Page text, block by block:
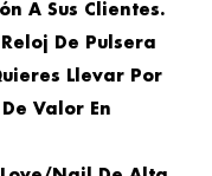
A Sus Clientes.
De Pulsera
Llevar Por
Valor En